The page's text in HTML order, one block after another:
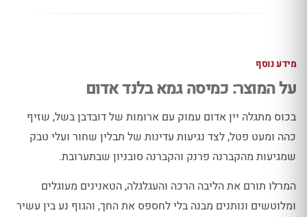
מידע נוסף
על המוצר: כמיסה גמא בלנד אדום
בכוס מתגלה יין אדום עמוק עם ארומות של דובדבן בשל, שזיף
כהה ומעט פטל, לצד נגיעות עדינות של תבלין שחור ועלי טבק
שמגיעות מהקברנה פרנק והקברנה סובניון שבתערובת.
המרלו תורם את הליבה הרכה והעגלגלה, הטאנינים מעוגלים
ומלוטשים ונותנים מבנה בלי לחספס את החך, והגוף נע בין עשיר